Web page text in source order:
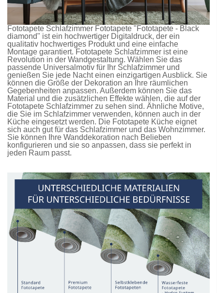
Fototapete Schlafzimmer Fototapete "Fototapete - Black
diamond" ist ein hochwertiger Digitaldruck, der ein
qualitativ hochwertiges Produkt und eine einfache
Montage garantiert. Fototapete Schlafzimmer ist eine
Revolution in der Wandgestaltung. Wählen Sie das
passende Universalmotiv für Ihr Schlafzimmer und
genießen Sie jede Nacht einen einzigartigen Ausblick. Sie
können die Größe der Dekoration an Ihre räumlichen
Gegebenheiten anpassen. Außerdem können Sie das
Material und die zusätzlichen Effekte wählen, die auf der
Fototapete Schlafzimmer zu sehen sind. Ähnliche Motive,
die Sie im Schlafzimmer verwenden, können auch in der
Küche eingesetzt werden. Die Fototapete Küche eignet
sich auch gut für das Schlafzimmer und das Wohnzimmer.
Sie können Ihre Wanddekoration nach Belieben
konfigurieren und sie so anpassen, dass sie perfekt in
jeden Raum passt.